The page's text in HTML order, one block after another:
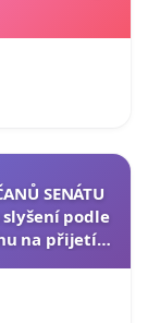
SENÁTU
slyšení podle
na přijetí